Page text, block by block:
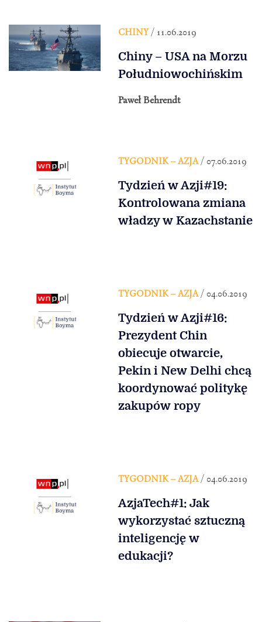
CHINY/ 11.06.2019
Chiny – USA na Morzu
Południowochińskim
Paweł Behrendt
TYGODNIK – AZJA/ 07.06.2019
Tydzień w Azji#19:
Kontrolowana zmiana
władzy w Kazachstanie
TYGODNIK – AZJA/ 04.06.2019
Tydzień w Azji#16:
Prezydent Chin
obiecuje otwarcie,
Pekin i New Delhi chcą
koordynować politykę
zakupów ropy
TYGODNIK – AZJA/ 04.06.2019
AzjaTech#1: Jak
wykorzystać sztuczną
inteligencję w
edukacji?